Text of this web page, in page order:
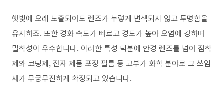
햇빛에 오래 노출되어도 렌즈가 누렇게 변색되지 않고 투명함을
유지하죠. 또한 경화 속도가 빠르고 경도가 높아 오염에 강하며
밀착성이 우수합니다. 이러한 특성 덕분에 안경 렌즈를 넘어 점착
제와 코팅제, 전자 제품 포장 필름 등 고부가 화학 분야로 그 쓰임
새가 무궁무진하게 확장되고 있습니다.